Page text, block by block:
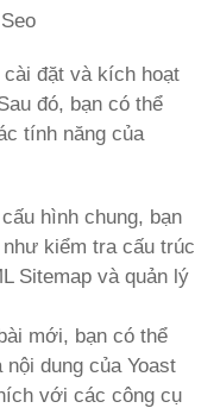
đặt và kích hoạt
đó, bạn có thể
tính năng của
hình chung, bạn
kiểm tra cấu trúc
Sitemap và quản lý
mới, bạn có thể
dung của Yoast
với các công cụ